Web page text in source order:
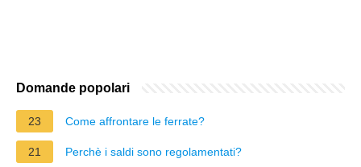
Domande popolari
23 Come affrontare le ferrate?
21 Perchè i saldi sono regolamentati?